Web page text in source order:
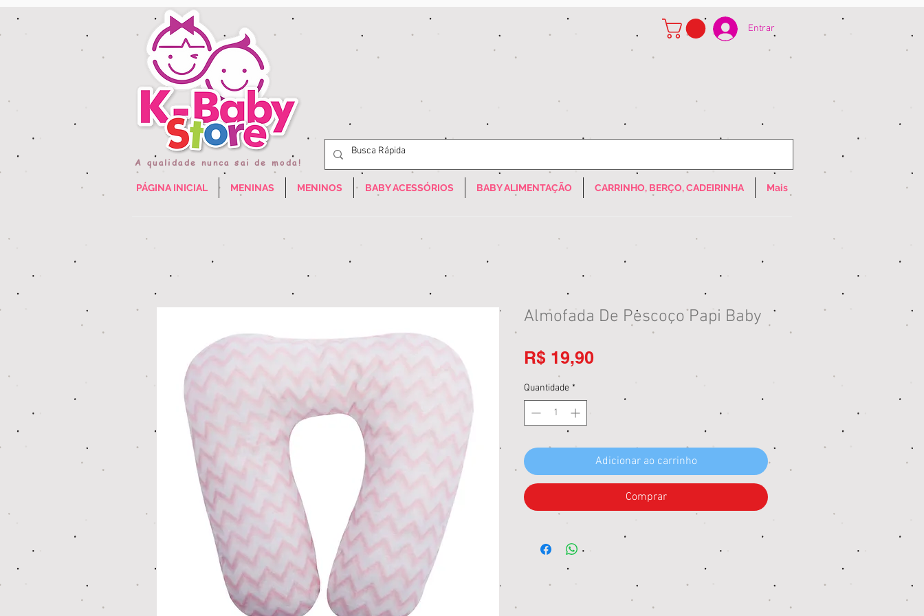
A qualidade nunca sai de moda!
Entrar
PÁGINA INICIAL MENINAS MENINOS BABY ACESSÓRIOS BABY ALIMENTAÇÃO CARRINHO, BERÇO, CADEIRINHA Mais
Almofada De Pescoço Papi Baby
R$ 19,90
Quantidade *
Adicionar ao carrinho
Comprar